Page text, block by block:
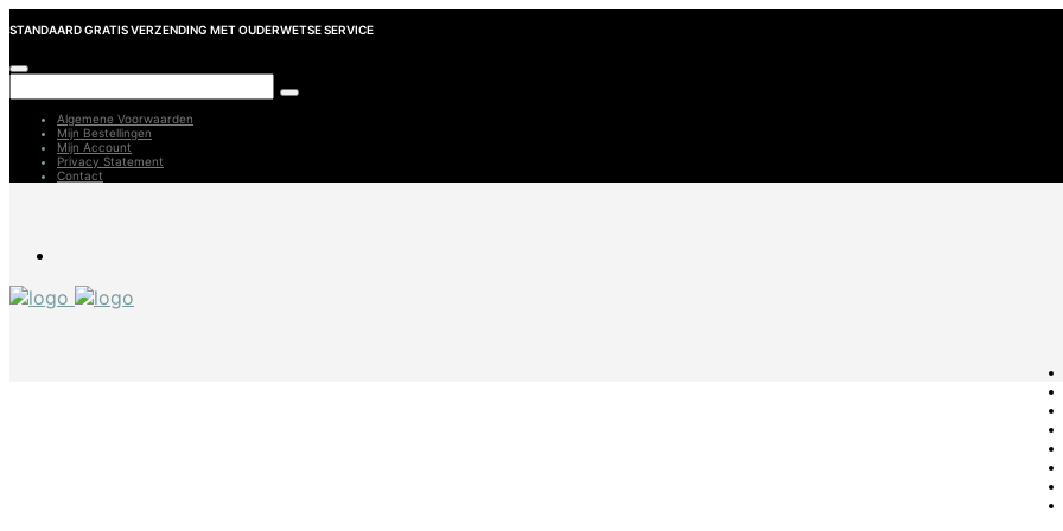
STANDAARD GRATIS VERZENDING MET OUDERWETSE SERVICE
Algemene Voorwaarden
Mijn Bestellingen
Mijn Account
Privacy Statement
Contact